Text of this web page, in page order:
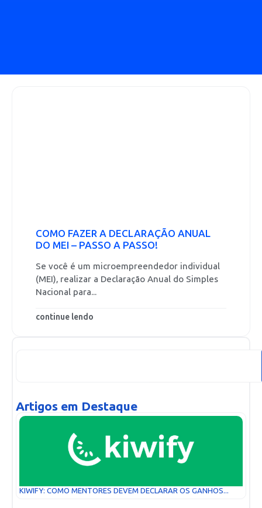
COMO FAZER A DECLARAÇÃO ANUAL
DO MEI – PASSO A PASSO!
Se você é um microempreendedor individual
(MEI), realizar a Declaração Anual do Simples
Nacional para...
continue lendo
Artigos em Destaque
KIWIFY: COMO MENTORES DEVEM DECLARAR OS GANHOS...